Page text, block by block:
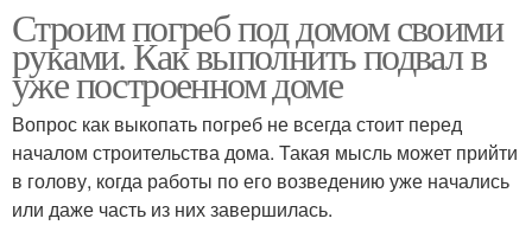
Строим погреб под домом своими
руками. Как выполнить подвал в
уже построенном доме
Вопрос как выкопать погреб не всегда стоит перед
началом строительства дома. Такая мысль может прийти
в голову, когда работы по его возведению уже начались
или даже часть из них завершилась.